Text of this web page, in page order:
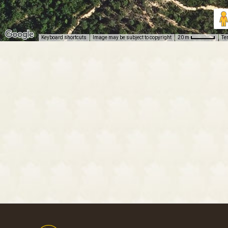
Keyboard shortcuts Image may be subject to copyright 20 m